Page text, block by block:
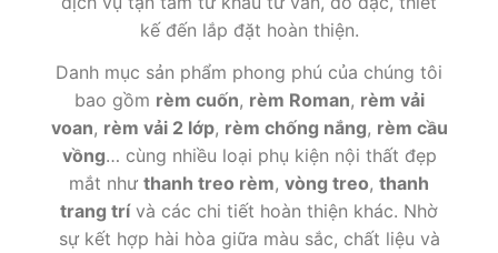
kế đến lắp đặt hoàn thiện.
Danh mục sản phẩm phong phú của chúng tôi
bao gồm rèm cuốn, rèm Roman, rèm vải
voan, rèm vải 2 lớp, rèm chống nắng, rèm cầu
vồng… cùng nhiều loại phụ kiện nội thất đẹp
mắt như thanh treo rèm, vòng treo, thanh
trang trívà các chi tiết hoàn thiện khác. Nhờ
sự kết hợp hài hòa giữa màu sắc, chất liệu và